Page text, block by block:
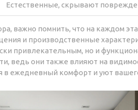
Естественные, скрывают
важно помнить, что на каждом
и производственные
привлекательным, но и
ведь они также влияют на
в ежедневный комфорт и уют